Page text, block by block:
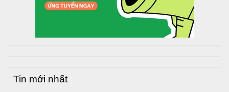
Tin mới nhất